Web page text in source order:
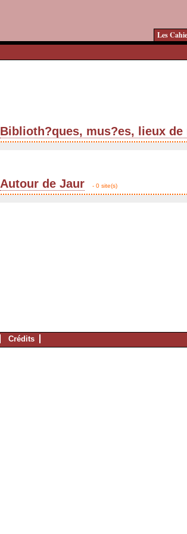
Les
Biblioth?ques, mus?es, lieux de
Autour de Jaur - 0 site(s)
Crédits